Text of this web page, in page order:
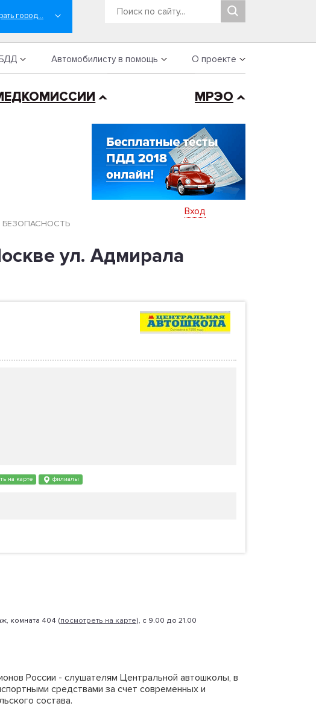
Автомобилисту в помощь О проекте
МРЭО
БЕЗОПАСНОСТЬ
Вход
ул. Адмирала
на карте филиалы
комната 404 (посмотреть на карте), с 9.00 до 21.00
России - слушателям Центральной автошколы, в
средствами за счет современных и
состава.